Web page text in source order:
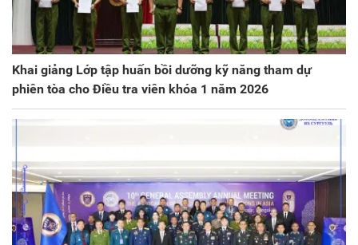
Khai giảng Lớp tập huấn bồi dưỡng kỹ năng tham dự
phiên tòa cho Điều tra viên khóa 1 năm 2026